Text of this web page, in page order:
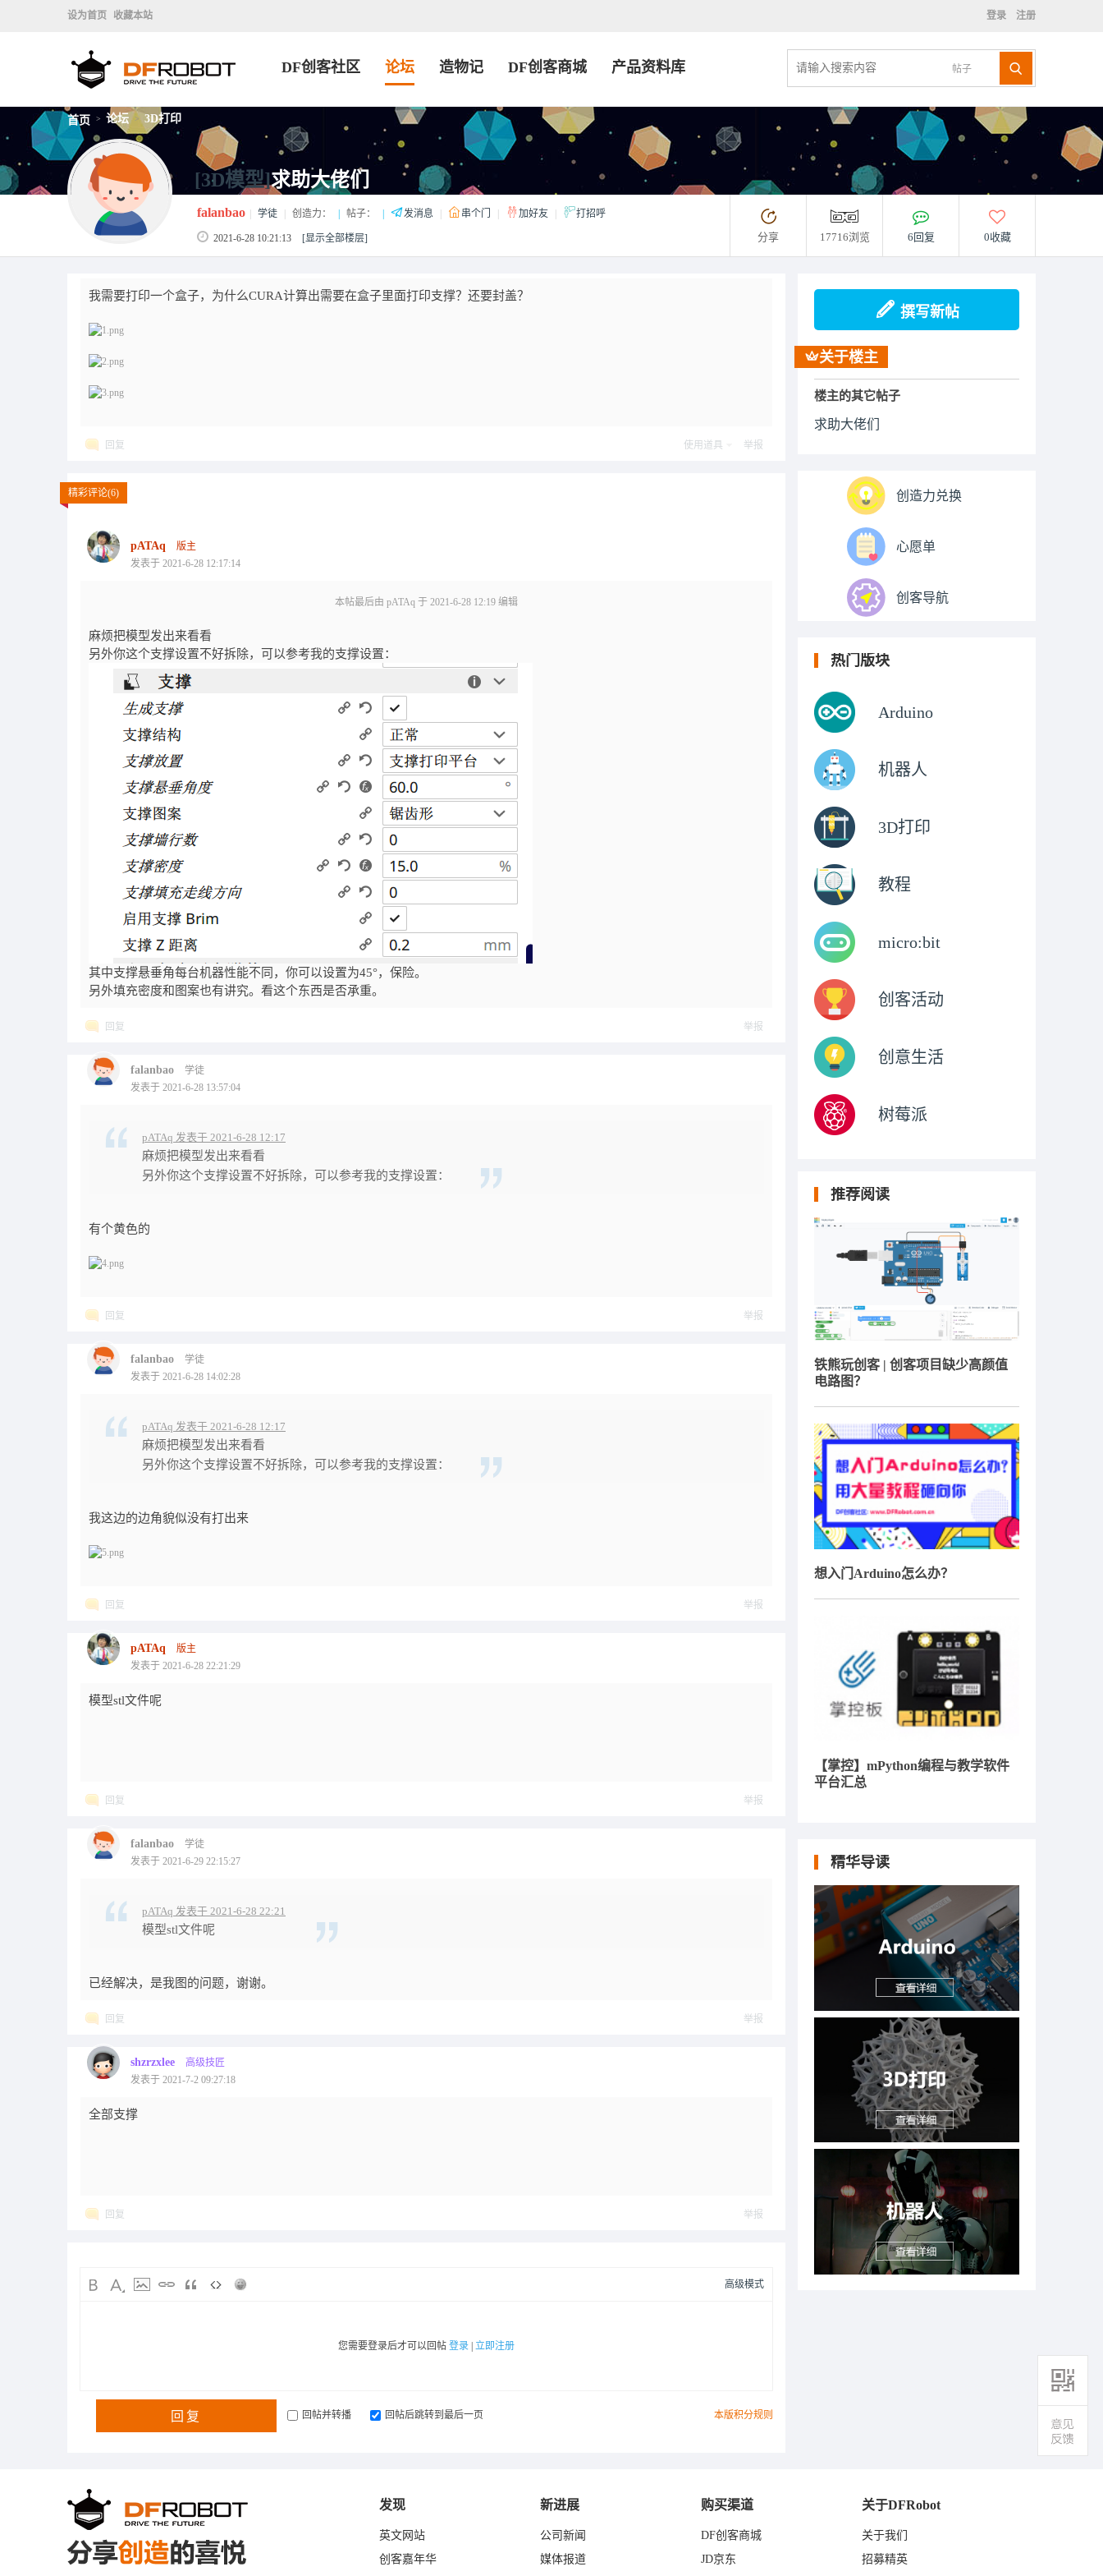
设为首页 收藏本站 登录 注册
帖子
DF创客社区 论坛 造物记 DF创客商城 产品资料库
首页 > 论坛 > 3D打印
[3D模型]求助大佬们
falanbao 学徒 创造力： 帖子： 发消息 串个门 加好友 打招呼
2021-6-28 10:21:13 [显示全部楼层] 分享 17716浏览 6回复 0收藏
我需要打印一个盒子，为什么CURA计算出需要在盒子里面打印支撑？还要封盖？
回复 使用道具 举报
精彩评论(6)
pATAq
版主
发表于 2021-6-28 12:17:14
本帖最后由 pATAq 于 2021-6-28 12:19 编辑
麻烦把模型发出来看看
另外你这个支撑设置不好拆除，可以参考我的支撑设置：
其中支撑悬垂角每台机器性能不同，你可以设置为45°，保险。
另外填充密度和图案也有讲究。看这个东西是否承重。
回复 举报
falanbao
学徒
发表于 2021-6-28 13:57:04
pATAq 发表于 2021-6-28 12:17
麻烦把模型发出来看看
另外你这个支撑设置不好拆除，可以参考我的支撑设置：
有个黄色的
回复 举报
falanbao
学徒
发表于 2021-6-28 14:02:28
pATAq 发表于 2021-6-28 12:17
麻烦把模型发出来看看
另外你这个支撑设置不好拆除，可以参考我的支撑设置：
我这边的边角貌似没有打出来
回复 举报
pATAq
版主
发表于 2021-6-28 22:21:29
模型stl文件呢
回复 举报
falanbao
学徒
发表于 2021-6-29 22:15:27
pATAq 发表于 2021-6-28 22:21
模型stl文件呢
已经解决，是我图的问题，谢谢。
回复 举报
shzrzxlee
高级技匠
发表于 2021-7-2 09:27:18
全部支撑
回复 举报
高级模式
您需要登录后才可以回帖 登录 立即注册
本版积分规则
回复 回帖并转播 回帖后跳转到最后一页
撰写新帖
关于楼主
楼主的其它帖子
求助大佬们
创造力兑换
心愿单
创客导航
热门版块
Arduino
机器人
3D打印
教程
micro:bit
创客活动
创意生活
树莓派
推荐阅读
铁熊玩创客 | 创客项目缺少高颜值
电路图？
想入门Arduino怎么办？
【掌控】mPython编程与教学软件
平台汇总
精华导读
发现
英文网站
创客嘉年华
新进展
公司新闻
媒体报道
购买渠道
DF创客商城
JD京东
关于DFRobot
关于我们
招募精英